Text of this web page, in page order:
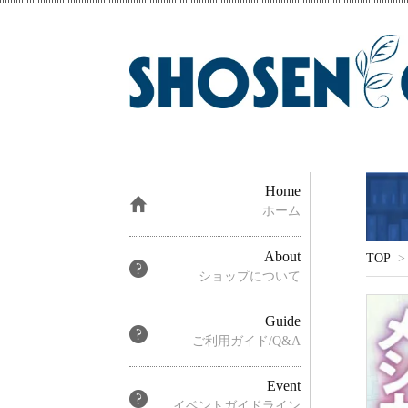
TOP >
Home
ホーム
About
ショップについて
Guide
ご利用ガイド/Q&A
Event